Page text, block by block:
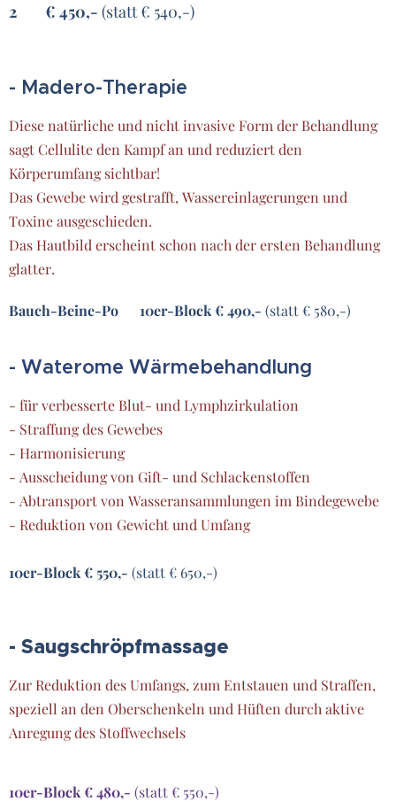
2 € 450,- (statt € 540,-)
- Madero-Therapie
Diese natürliche und nicht invasive Form der Behandlung
sagt Cellulite den Kampf an und reduziert den
Körperumfang sichtbar!
Das Gewebe wird gestrafft, Wassereinlagerungen und
Toxine ausgeschieden.
Das Hautbild erscheint schon nach der ersten Behandlung
glatter.
Bauch-Beine-Po 10er-Block €490,- (statt € 580,-)
- Waterome Wärmebehandlung
- für verbesserte Blut- und Lymphzirkulation
- Straffung des Gewebes
- Harmonisierung
- Ausscheidung von Gift- und Schlackenstoffen
- Abtransport von Wasseransammlungen im Bindegewebe
- Reduktion von Gewicht und Umfang
10er-Block € 550,- (statt € 650,-)
- Saugschröpfmassage
Zur Reduktion des Umfangs, zum Entstauen und Straffen,
speziell an den Oberschenkeln und Hüften durch aktive
Anregung des Stoffwechsels
10er-Block € 480,- (statt € 550,-)